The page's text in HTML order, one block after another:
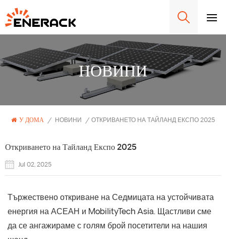
НОВИНИ
У ДОМА / НОВИНИ / ОТКРИВАНЕТО НА ТАЙЛАНД ЕКСПО 2025
Откриването на Тайланд Експо 2025
Jul 02, 2025
Тържествено откриване на Седмицата на устойчивата
енергия на АСЕАН и MobilityTech Asia. Щастливи сме
да се ангажираме с голям брой посетители на нашия